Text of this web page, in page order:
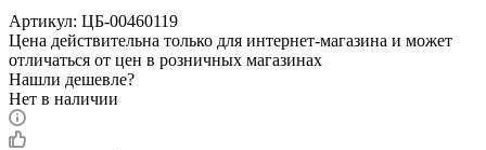
Артикул: ЦБ-00460119
Цена действительна только для интернет-магазина и может
отличаться от цен в розничных магазинах
Нашли дешевле?
Нет в наличии